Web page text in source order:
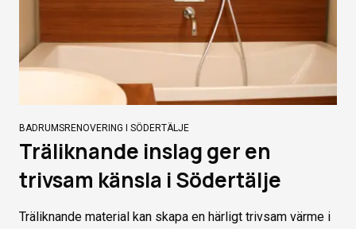
BADRUMSRENOVERING I SÖDERTÄLJE
Träliknande inslag ger en
trivsam känsla i Södertälje
Träliknande material kan skapa en härligt trivsam värme i